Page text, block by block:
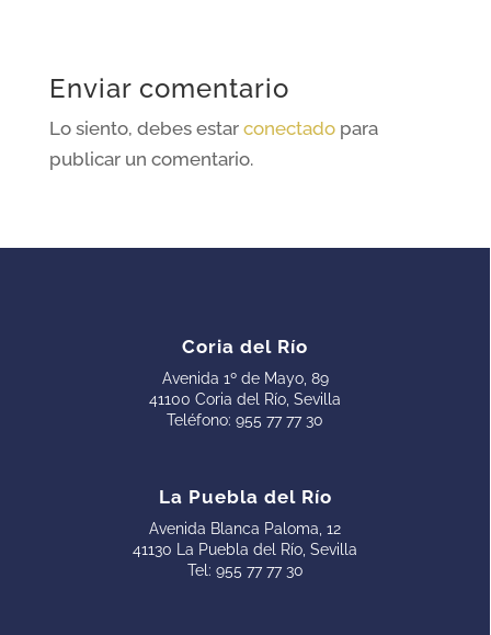
Enviar comentario
Lo siento, debes estar conectadopara
publicar un comentario.
Coria del Río
Avenida 1º de Mayo, 89
41100 Coria del Río, Sevilla
Teléfono:955 77 77 30
La Puebla del Río
Avenida Blanca Paloma, 12
41130 La Puebla del Río, Sevilla
Tel: 955 77 77 30